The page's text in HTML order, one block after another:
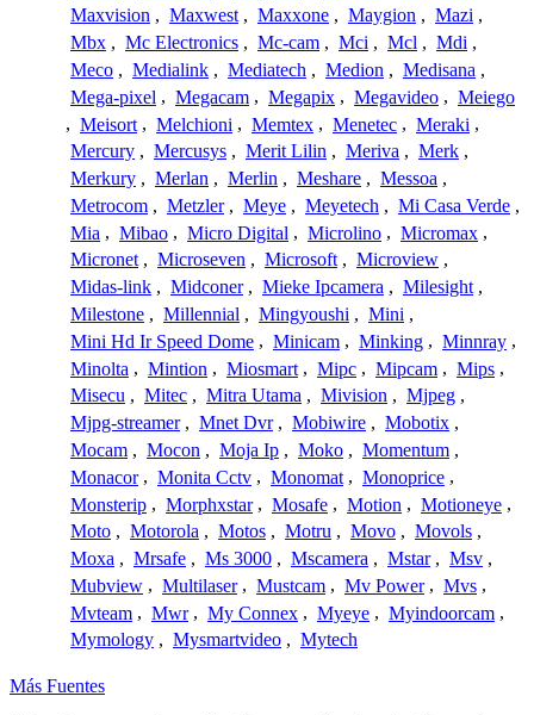
Maxvision , Maxwest , Maxxone , Maygion , Mazi ,
Mbx , Mc Electronics , Mc-cam , Mci , Mcl , Mdi ,
Meco , Medialink , Mediatech , Medion , Medisana ,
Mega-pixel , Megacam , Megapix , Megavideo , Meiego
, Meisort , Melchioni , Memtex , Menetec , Meraki ,
Mercury , Mercusys , Merit Lilin , Meriva , Merk ,
Merkury , Merlan , Merlin , Meshare , Messoa ,
Metrocom , Metzler , Meye , Meyetech , Mi Casa Verde ,
Mia , Mibao , Micro Digital , Microlino , Micromax ,
Micronet , Microseven , Microsoft , Microview ,
Midas-link , Midconer , Mieke Ipcamera , Milesight ,
Milestone , Millennial , Mingyoushi , Mini ,
Mini Hd Ir Speed Dome , Minicam , Minking , Minnray ,
Minolta , Mintion , Miosmart , Mipc , Mipcam , Mips ,
Misecu , Mitec , Mitra Utama , Mivision , Mjpeg ,
Mjpg-streamer , Mnet Dvr , Mobiwire , Mobotix ,
Mocam , Mocon , Moja Ip , Moko , Momentum ,
Monacor , Monita Cctv , Monomat , Monoprice ,
Monsterip , Morphxstar , Mosafe , Motion , Motioneye ,
Moto , Motorola , Motos , Motru , Movo , Movols ,
Moxa , Mrsafe , Ms 3000 , Mscamera , Mstar , Msv ,
Mubview , Multilaser , Mustcam , Mv Power , Mvs ,
Mvteam , Mwr , My Connex , Myeye , Myindoorcam ,
Mymology , Mysmartvideo , Mytech
Más Fuentes